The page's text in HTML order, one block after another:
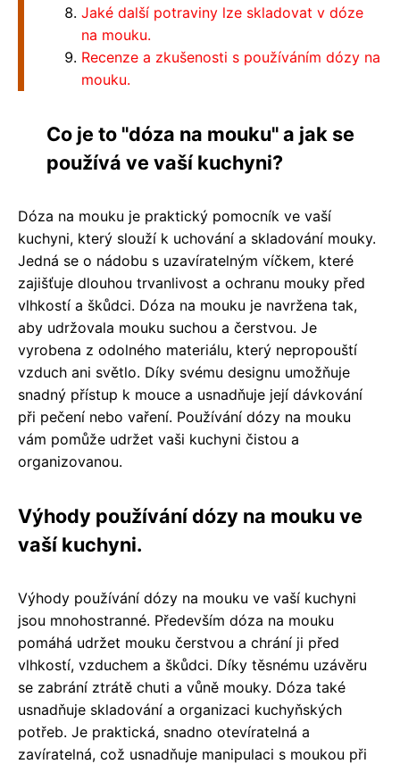
Jaké další potraviny lze skladovat v dóze
na mouku.
Recenze a zkušenosti s používáním dózy na
mouku.
Co je to "dóza na mouku" a jak se
používá ve vaší kuchyni?
Dóza na mouku je praktický pomocník ve vaší
kuchyni, který slouží k uchování a skladování mouky.
Jedná se o nádobu s uzavíratelným víčkem, které
zajišťuje dlouhou trvanlivost a ochranu mouky před
vlhkostí a škůdci. Dóza na mouku je navržena tak,
aby udržovala mouku suchou a čerstvou. Je
vyrobena z odolného materiálu, který nepropouští
vzduch ani světlo. Díky svému designu umožňuje
snadný přístup k mouce a usnadňuje její dávkování
při pečení nebo vaření. Používání dózy na mouku
vám pomůže udržet vaši kuchyni čistou a
organizovanou.
Výhody používání dózy na mouku ve
vaší kuchyni.
Výhody používání dózy na mouku ve vaší kuchyni
jsou mnohostranné. Především dóza na mouku
pomáhá udržet mouku čerstvou a chrání ji před
vlhkostí, vzduchem a škůdci. Díky těsnému uzávěru
se zabrání ztrátě chuti a vůně mouky. Dóza také
usnadňuje skladování a organizaci kuchyňských
potřeb. Je praktická, snadno otevíratelná a
zavíratelná, což usnadňuje manipulaci s moukou při